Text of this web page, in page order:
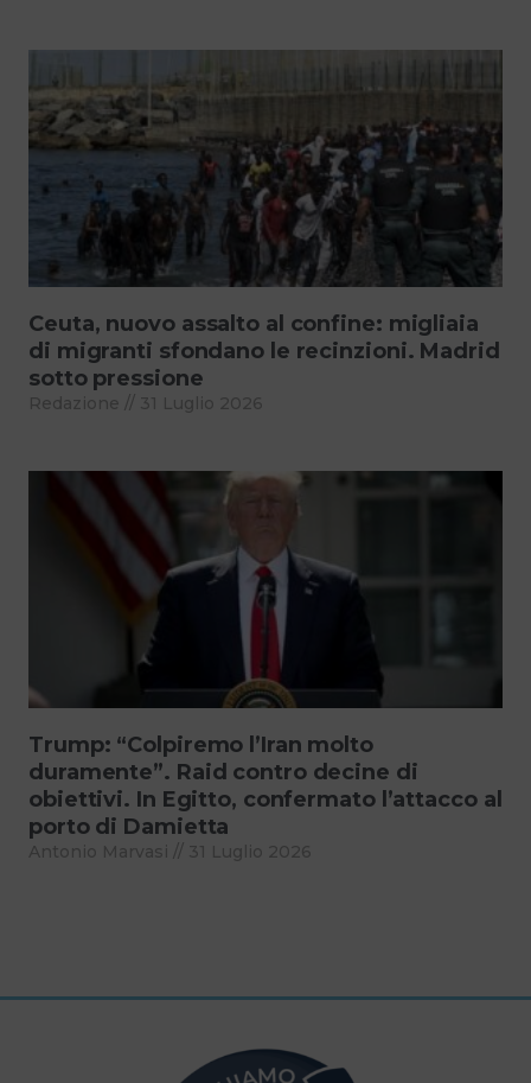
Ceuta, nuovo assalto al confine: migliaia
di migranti sfondano le recinzioni. Madrid
sotto pressione
Redazione 31 Luglio 2026
Trump: “Colpiremo l’Iran molto
duramente”. Raid contro decine di
obiettivi. In Egitto, confermato l’attacco al
porto di Damietta
Antonio Marvasi 31 Luglio 2026